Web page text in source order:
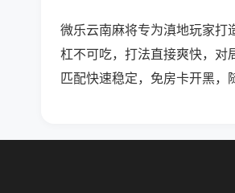
微乐云南麻将专为滇地玩家打
杠不可吃，打法直接爽快，对
匹配快速稳定，免房卡开黑，